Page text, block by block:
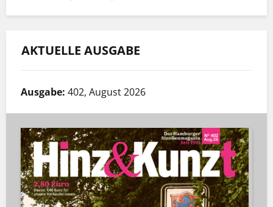
AKTUELLE AUSGABE
Ausgabe: 402, August 2026